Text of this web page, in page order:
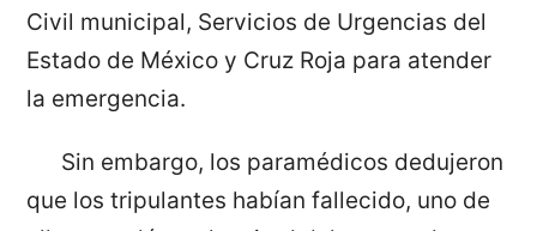
Civil municipal, Servicios de Urgencias del
Estado de México y Cruz Roja para atender
la emergencia.
Sin embargo, los paramédicos dedujeron
que los tripulantes habían fallecido, uno de